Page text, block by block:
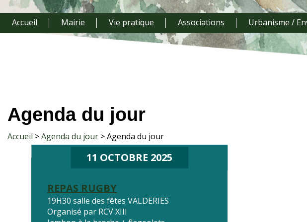
Accueil Mairie Vie pratique Associations Urbanisme /
Agenda du jour
Accueil Agenda du jour Agenda du jour
11 OCTOBRE 2025
REPAS RUGBY
19H30 salle des fêtes VALDERIES
Organisé par RCV XIII